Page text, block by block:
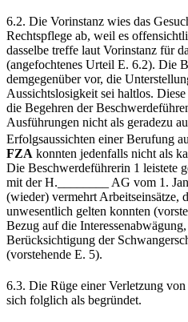
6.2. Die Vorinstanz wies das
Rechtspflege ab, weil es
dasselbe treffe laut Vorinstanz für
(angefochtenes Urteil E. 6.2). Die
demgegenüber vor, die
Aussichtslosigkeit sei haltlos.
die Begehren der
Ausführungen nicht als geradezu
Erfolgsaussichten einer Berufung
FZA konnten jedenfalls nicht als
Die Beschwerdeführerin 1 leistete
mit der H.________ AG vom 1.
(wieder) vermehrt Arbeitseinsätze,
unwesentlich gelten konnten
Bezug auf die
Berücksichtigung der
(vorstehende E. 5).
6.3. Die Rüge einer Verletzung
sich folglich als begründet.